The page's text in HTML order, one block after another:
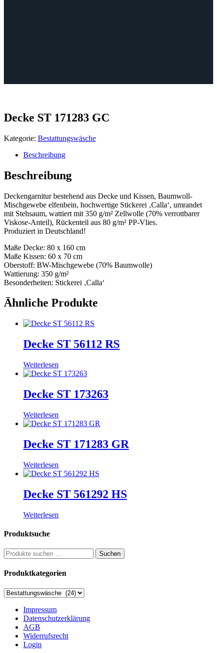
Decke ST 171283 GC
Kategorie: Bestattungswäsche
Beschreibung
Beschreibung
Deckengarnitur bestehend aus Decke und Kissen, Baumwoll-
Mischgewebe elfenbein, hochwertige Stickerei ‚Calla‘, umrandet
mit Stehsaum, wattiert mit 350 g/m² Zellwolle (70% verrottbarer
Viskose-Anteil), Rückenteil aus 80 g/m² PP-Vlies.
Produziert in Deutschland!
Maße Decke: 80 x 160 cm
Maße Kissen: 60 x 70 cm
Oberstoff: BW-Mischgewebe (70% Baumwolle)
Wattierung: 350 g/m²
Besonderheiten: Stickerei ‚Calla‘
Ähnliche Produkte
Decke ST 56112 RS
Weiterlesen
Decke ST 173263
Weiterlesen
Decke ST 171283 GR
Weiterlesen
Decke ST 561292 HS
Weiterlesen
Produktsuche
Suchen
nach:
Suchen
Produktkategorien
Impressum
Datenschutzerklärung
AGB
Widerrufsrecht
Login